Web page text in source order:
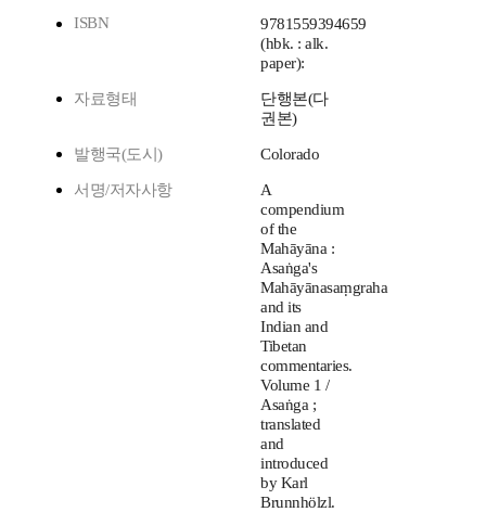
ISBN
9781559394659
(hbk. : alk.
paper):
자료형태
단행본(다
권본)
발행국(도시) Colorado
서명/저자사항
A
compendium
of the
Mahāyāna :
Asaṅga's
Mahāyānasaṃgraha
and its
Indian and
Tibetan
commentaries.
Volume 1 /
Asaṅga ;
translated
and
introduced
by Karl
Brunnhölzl.